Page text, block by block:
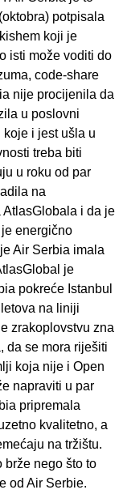
potpisala
koji je
isti može voditi do
code-share
nije procijenila da
u poslovni
i jest ušla u
treba biti
u roku od par
na
i da je
energično
Air Serbia imala
je
pokreće Istanbul
na liniji
zrakoplovstvu zna
da se mora riješiti
koja nije i Open
napraviti u par
pripremala
kvalitetno, a
na tržištu.
brže nego što to
od Air Serbie.